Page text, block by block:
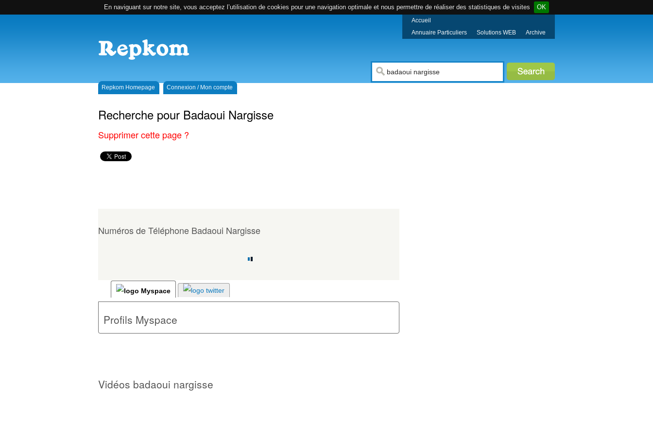
En naviguant sur notre site, vous acceptez l’utilisation de cookies pour une navigation optimale et nous permettre de réaliser des statistiques de visites OK
Accueil
Annuaire Particuliers
Solutions WEB Archive
Repkom Homepage Connexion / Mon compte
Recherche pour Badaoui Nargisse
Supprimer cette page ?
Numéros de Téléphone Badaoui Nargisse
Profils Myspace
Vidéos badaoui nargisse